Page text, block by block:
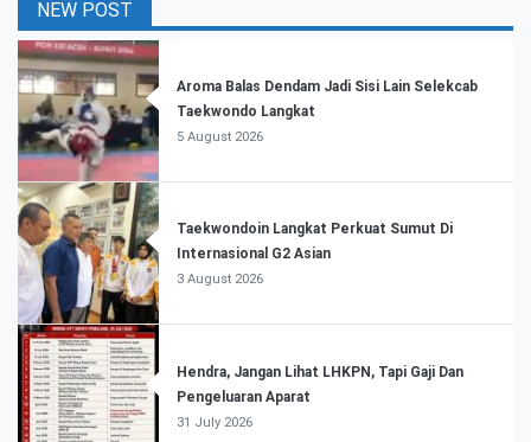
NEW POST
Aroma Balas Dendam Jadi Sisi Lain Selekcab
Taekwondo Langkat
5 August 2026
Taekwondoin Langkat Perkuat Sumut Di
Internasional G2 Asian
3 August 2026
Hendra, Jangan Lihat LHKPN, Tapi Gaji Dan
Pengeluaran Aparat
31 July 2026